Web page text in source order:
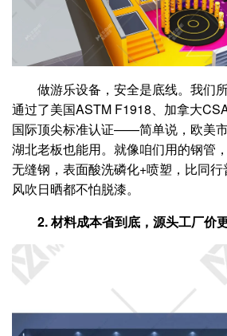
做游乐设备，安全是底线。我们
通过了美国ASTM F1918、加拿大
国际顶尖标准认证——简单说，欧美
湖北老板也能用。就像咱们用的钢管
无缝钢，表面酸洗磷化+喷塑，比同行
风吹日晒都不怕脱漆。
2. 材料成本省到底，源头工厂价